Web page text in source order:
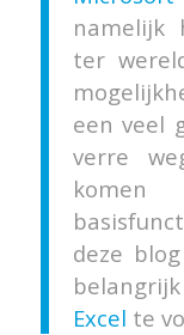
namelijk
ter
een veel
verre
deze
Excel te